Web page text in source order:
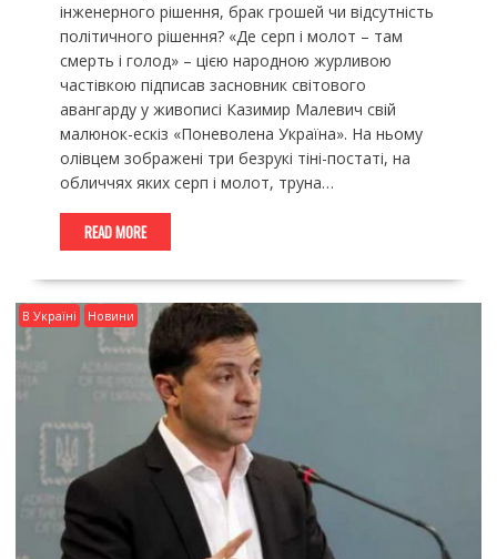
інженерного рішення, брак грошей чи відсутність
політичного рішення? «Де серп і молот – там
смерть і голод» – цією народною журливою
частівкою підписав засновник світового
авангарду у живописі Казимир Малевич свій
малюнок-ескіз «Поневолена Україна». На ньому
олівцем зображені три безрукі тіні-постаті, на
обличчях яких серп і молот, труна…
READ MORE
В Україні Новини